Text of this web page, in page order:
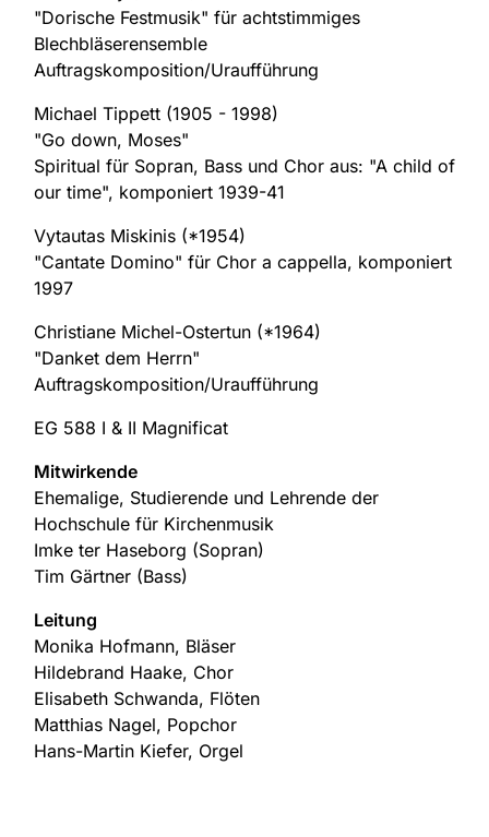
"Dorische Festmusik" für achtstimmiges
Blechbläserensemble
Auftragskomposition/Uraufführung
Michael Tippett (1905 - 1998)
"Go down, Moses"
Spiritual für Sopran, Bass und Chor aus: "A child of
our time", komponiert 1939-41
Vytautas Miskinis (*1954)
"Cantate Domino" für Chor a cappella, komponiert
1997
Christiane Michel-Ostertun (*1964)
"Danket dem Herrn"
Auftragskomposition/Uraufführung
EG 588 I & II Magnificat
Mitwirkende
Ehemalige, Studierende und Lehrende der
Hochschule für Kirchenmusik
Imke ter Haseborg (Sopran)
Tim Gärtner (Bass)
Leitung
Monika Hofmann, Bläser
Hildebrand Haake, Chor
Elisabeth Schwanda, Flöten
Matthias Nagel, Popchor
Hans-Martin Kiefer, Orgel